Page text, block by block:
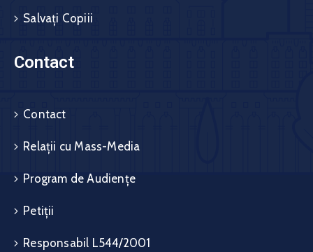
Salvați Copiii
Contact
Contact
Relații cu Mass-Media
Program de Audiențe
Petiții
Responsabil L544/2001